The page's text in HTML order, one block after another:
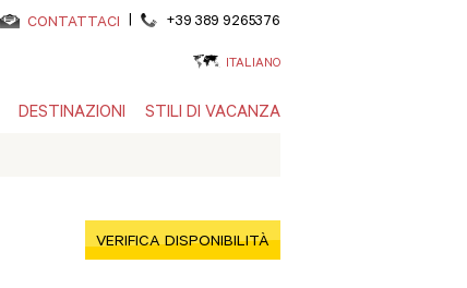
CONTATTACI | +39 389 9265376
ITALIANO
DESTINAZIONI STILI DI VACANZA
VERIFICA DISPONIBILITÀ